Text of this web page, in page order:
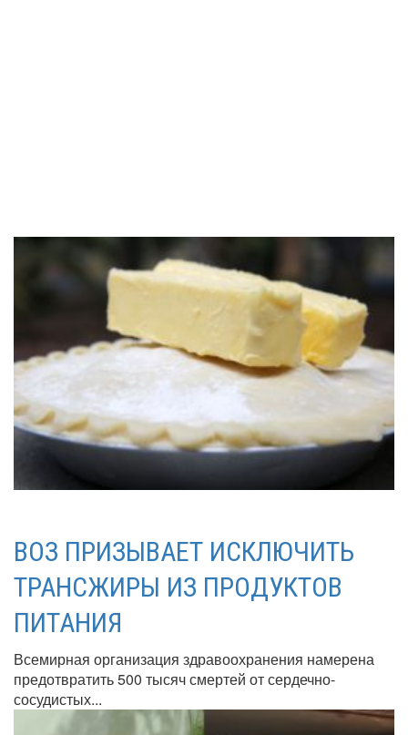
ВОЗ ПРИЗЫВАЕТ ИСКЛЮЧИТЬ
ТРАНСЖИРЫ ИЗ ПРОДУКТОВ
ПИТАНИЯ
Всемирная организация здравоохранения намерена
предотвратить 500 тысяч смертей от сердечно-
сосудистых...